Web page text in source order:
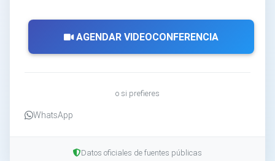
AGENDAR VIDEOCONFERENCIA
o si prefieres
WhatsApp
Datos oficiales de fuentes públicas